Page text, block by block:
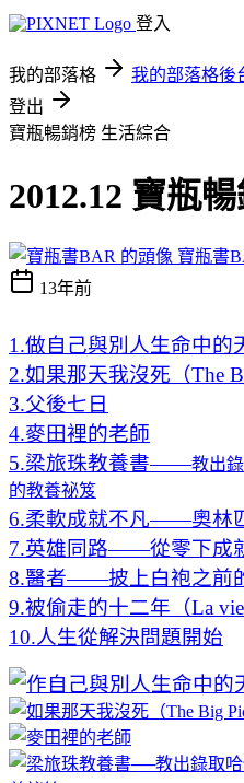
登入
我的部落格 我的部落格後
登出
寶瓶暢銷榜 生活綜合
2012.12 寶瓶
寶瓶書
13年前
1.做自己與別人生命中的
2.如果那天我沒死（The
3.父後七日
4.麥田裡的老師
5.梁旅珠教養書——教出
的教養祕笈
6.柔軟成就不凡——奧林
7.英雄同路——從零下成
8.醫者——披上白袍之前
9.被偷走的十二年（La vie
10.人生從解決問題開始